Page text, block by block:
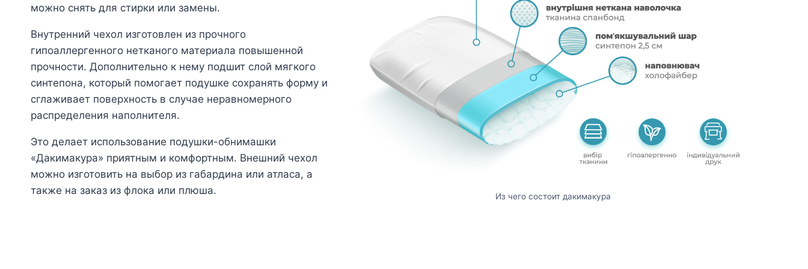
можно снять для стирки или замены.
Внутренний чехол изготовлен из прочного
гипоаллергенного нетканого материала повышенной
прочности. Дополнительно к нему подшит слой мягкого
синтепона, который помогает подушке сохранять форму и
сглаживает поверхность в случае неравномерного
распределения наполнителя.
Это делает использование подушки-обнимашки
«Дакимакура» приятным и комфортным. Внешний чехол
можно изготовить на выбор из габардина или атласа, а
также на заказ из флока или плюша.
Из чего состоит дакимакура